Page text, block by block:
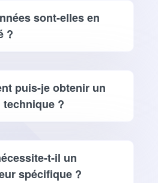
sont-elles en
?
puis-je obtenir un
?
t-il un
spécifique ?